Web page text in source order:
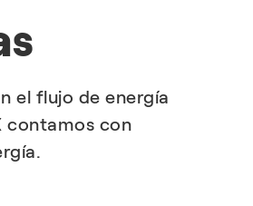
el flujo de energía
contamos con